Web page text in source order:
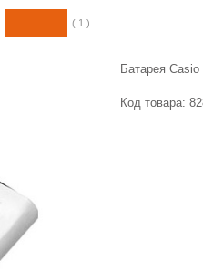
( 1 )
Батарея Casio
Код товара: